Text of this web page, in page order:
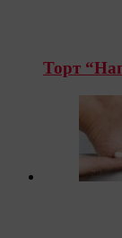
Торт